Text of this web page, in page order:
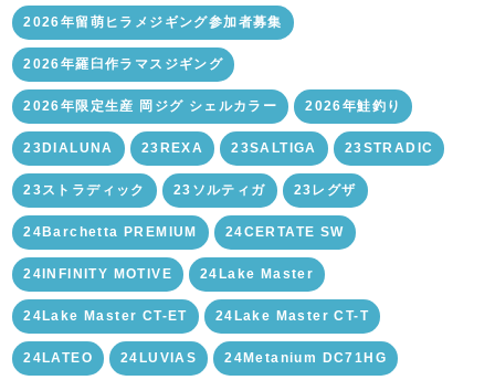
2026年留萌ヒラメジギング参加者募集
2026年羅臼作ラマスジギング
2026年限定生産 岡ジグ シェルカラー 2026年鮭釣り
23DIALUNA 23REXA 23SALTIGA 23STRADIC
23ストラディック 23ソルティガ 23レグザ
24Barchetta PREMIUM 24CERTATE SW
24INFINITY MOTIVE 24Lake Master
24Lake Master CT-ET 24Lake Master CT-T
24LATEO 24LUVIAS 24Metanium DC71HG